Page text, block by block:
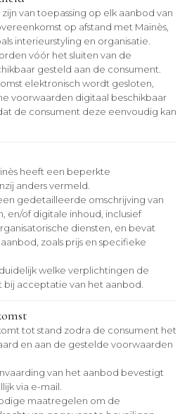
van toepassing op elk aanbod van
op afstand met Mainès,
interieurstyling en organisatie.
vóór het sluiten van de
gesteld aan de consument.
elektronisch wordt gesloten,
voorwaarden digitaal beschikbaar
de consument deze eenvoudig kan
heeft een beperkte
anders vermeld.
gedetailleerde omschrijving van
en/of digitale inhoud, inclusief
diensten, en bevat
zoals prijs en specifieke
welke verplichtingen de
bij acceptatie van het aanbod.
tot stand zodra de consument het
en aan de gestelde voorwaarden
van het aanbod bevestigt
via e-mail.
maatregelen om de